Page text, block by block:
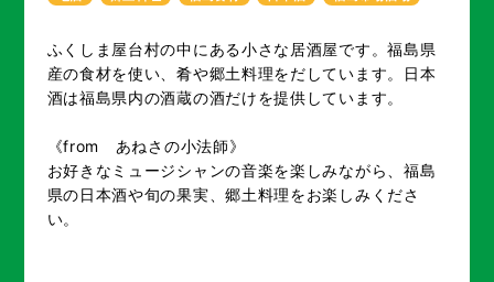
ふくしま屋台村の中にある小さな居酒屋です。福島県
産の食材を使い、肴や郷土料理をだしています。日本
酒は福島県内の酒蔵の酒だけを提供しています。
《from あねさの小法師》
お好きなミュージシャンの音楽を楽しみながら、福島
県の日本酒や旬の果実、郷土料理をお楽しみくださ
い。